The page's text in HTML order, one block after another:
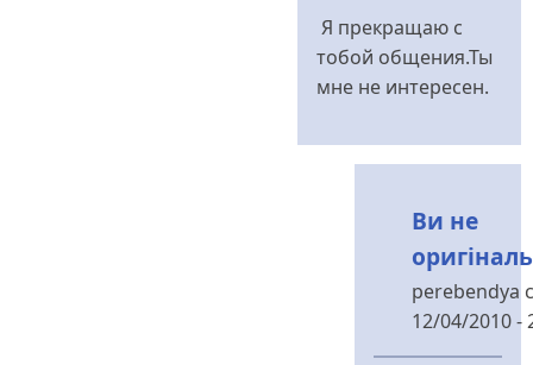
до
від
Я прекращаю с
тобой общения.Ты
мне не интересен.
Ви не
perebendya
12/04/2010 -
У